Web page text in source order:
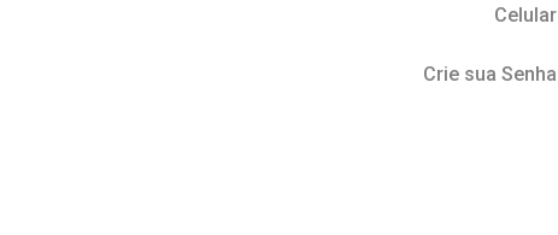
Celular
Crie sua Senha